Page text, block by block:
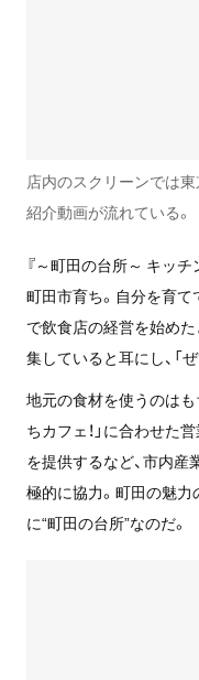
店内のスクリーンでは東
紹介動画が流れている。
『～町田の台所～ キッ
町田市育ち。自分を育て
で飲食店の経営を始め
集していると耳にし、「
地元の食材を使うのはも
ちカフェ！」に合わせた
を提供するなど、市内
極的に協力。町田の魅
に“町田の台所”なのだ。